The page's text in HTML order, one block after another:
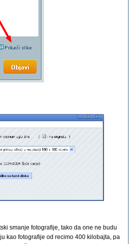
smanje fotografije, tako da one ne budu
kao fotografije od recimo 400 kilobajta, pa